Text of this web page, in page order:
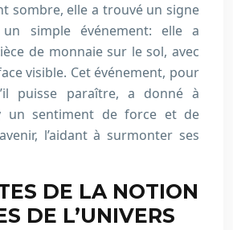
sombre, elle a trouvé un signe
un simple événement: elle a
de monnaie sur le sol, avec
visible. Cet événement, pour
puisse paraître, a donné à
un sentiment de force et de
l’aidant à surmonter ses
DE LA NOTION
DE L’UNIVERS